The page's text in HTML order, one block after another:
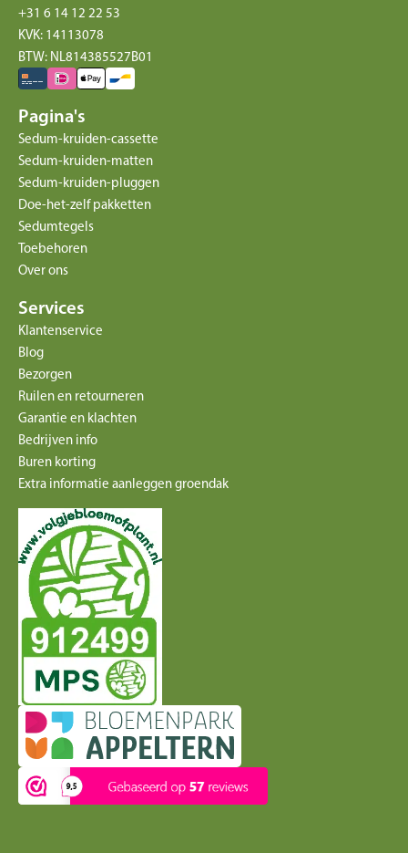
+31 6 14 12 22 53
KVK: 14113078
BTW: NL814385527B01
Pagina's
Sedum-kruiden-cassette
Sedum-kruiden-matten
Sedum-kruiden-pluggen
Doe-het-zelf pakketten
Sedumtegels
Toebehoren
Over ons
Services
Klantenservice
Blog
Bezorgen
Ruilen en retourneren
Garantie en klachten
Bedrijven info
Buren korting
Extra informatie aanleggen groendak